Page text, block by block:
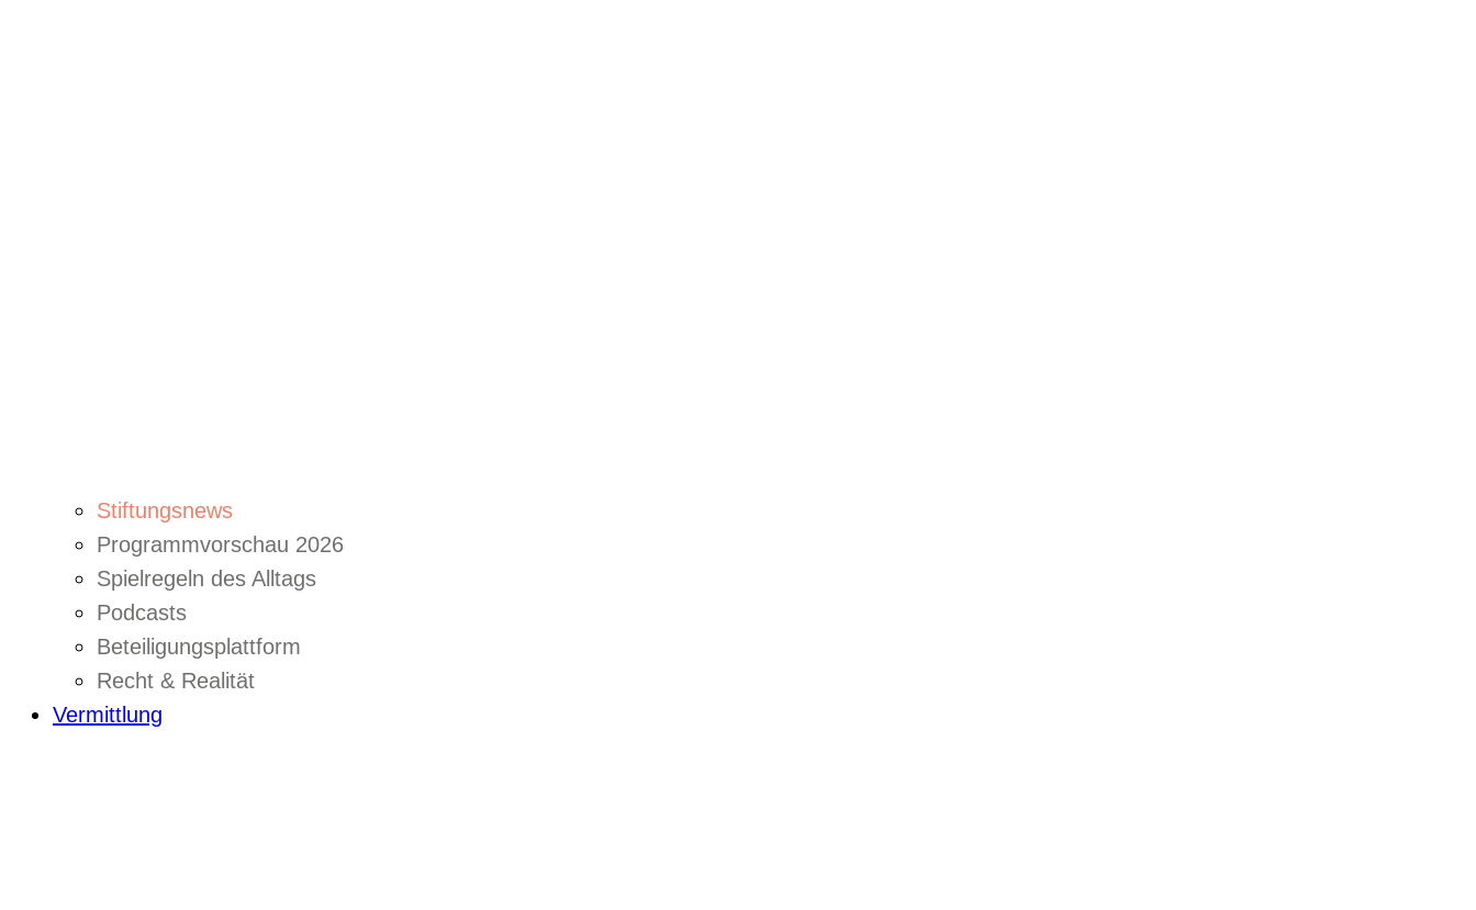
Stiftungsnews
Programmvorschau 2026
Spielregeln des Alltags
Podcasts
Beteiligungsplattform
Recht & Realität
Vermittlung